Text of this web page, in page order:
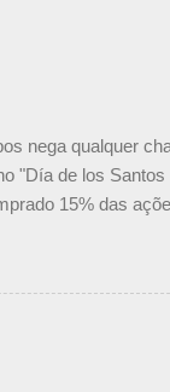
nega qualquer
"Día de los
15% das
que o
oferta de Piquet",
brasileiros”,